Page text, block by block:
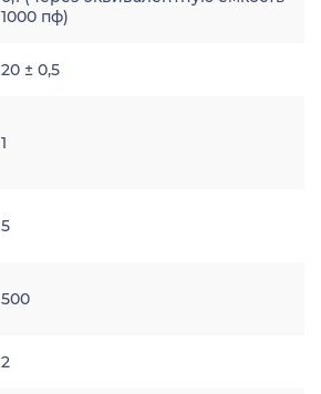
1000 пф)
20 ± 0,5
1
5
500
2